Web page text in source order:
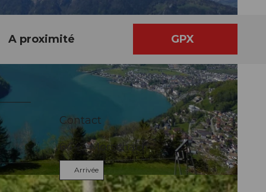
A proximité GPX
Contact
6443Morschach
Arrivée